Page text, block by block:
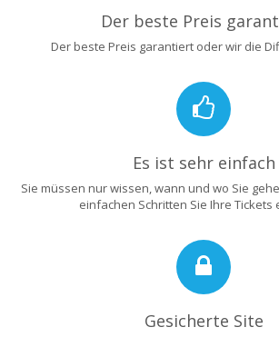
Der beste Preis
Der beste Preis garantiert oder wir die
Es ist sehr einfach
Sie müssen nur wissen, wann und wo Sie
einfachen Schritten Sie Ihre Tickets
Gesicherte Site